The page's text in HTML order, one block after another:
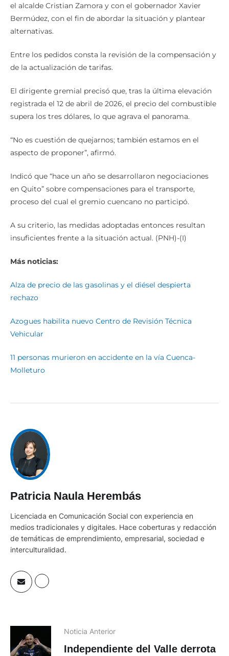
el alcalde Cristian Zamora y con el gobernador Xavier
Bermúdez, con el fin de abordar la situación y plantear
alternativas.
Entre los pedidos consta la revisión de la compensación y
de la actualización de tarifas.
El dirigente gremial precisó que, tras la última elevación
registrada el 12 de abril de 2026, el precio del combustible
supera los tres dólares, lo que agrava el panorama.
“No es cuestión de quejarnos; también estamos en el
aspecto de proponer”, afirmó.
Indicó que “hace un año se desarrollaron negociaciones
en Quito” sobre compensaciones para el transporte,
proceso del cual el gremio cuencano no participó.
A su criterio, las medidas adoptadas entonces resultan
insuficientes frente a la situación actual. (PNH)-(I)
Más noticias:
Alza de precio de las gasolinas y el diésel despierta
rechazo
Azogues habilita nuevo Centro de Revisión Técnica
Vehicular
11 personas murieron en accidente en la vía Cuenca-
Molleturo
Patricia Naula Herembás
Licenciada en Comunicación Social con experiencia en
medios tradicionales y digitales. Hace coberturas y redacción
de temáticas de emprendimiento, empresarial, sociedad e
interculturalidad.
Noticia Anterior
Independiente del Valle derrota